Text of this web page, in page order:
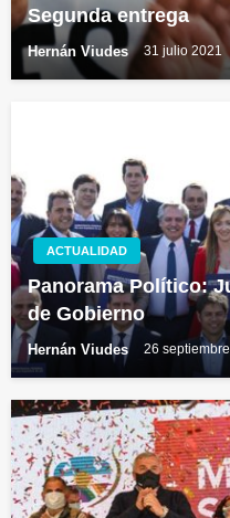
Segunda entrega
Hernán Viudes 31 julio 2021
ACTUALIDAD
Panorama Político:
de Gobierno
Hernán Viudes 26